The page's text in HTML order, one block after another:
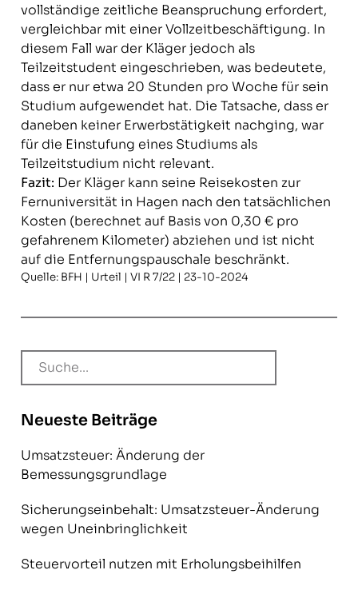
vollständige zeitliche Beanspruchung erfordert,
vergleichbar mit einer Vollzeitbeschäftigung. In
diesem Fall war der Kläger jedoch als
Teilzeitstudent eingeschrieben, was bedeutete,
dass er nur etwa 20 Stunden pro Woche für sein
Studium aufgewendet hat. Die Tatsache, dass er
daneben keiner Erwerbstätigkeit nachging, war
für die Einstufung eines Studiums als
Teilzeitstudium nicht relevant.
Fazit: Der Kläger kann seine Reisekosten zur
Fernuniversität in Hagen nach den tatsächlichen
Kosten (berechnet auf Basis von 0,30 € pro
gefahrenem Kilometer) abziehen und ist nicht
auf die Entfernungspauschale beschränkt.
Quelle: BFH | Urteil | VI R 7/22 | 23-10-2024
Neueste Beiträge
Umsatzsteuer: Änderung der
Bemessungsgrundlage
Sicherungseinbehalt: Umsatzsteuer-Änderung
wegen Uneinbringlichkeit
Steuervorteil nutzen mit Erholungsbeihilfen